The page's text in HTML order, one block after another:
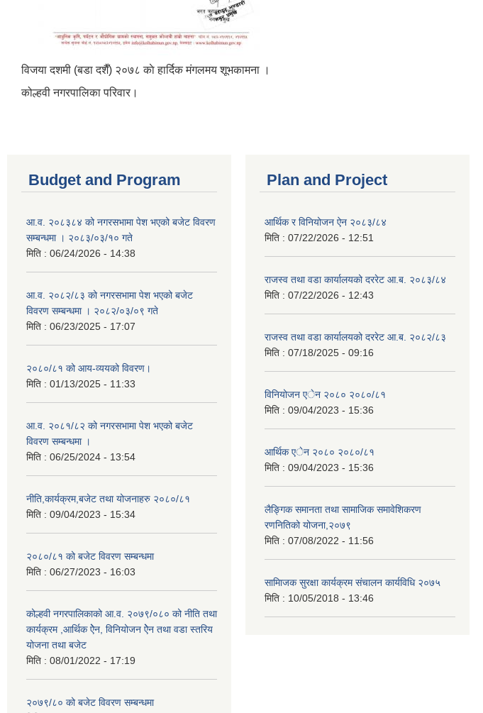
विजया दशमी (बडा दशैँ) २०७८ काे हार्दिक मंगलमय शूभकामना ।
कोल्हवी नगरपालिका परिवार।
Budget and Program
आ.व. २०८३८४ को नगरसभामा पेश भएको बजेट विवरण
सम्बन्धमा । २०८३/०३/१० गते
मिति : 06/24/2026 - 14:38
आ.व. २०८२/८३ को नगरसभामा पेश भएको बजेट
विवरण सम्बन्धमा । २०८२/०३/०९ गते
मिति : 06/23/2025 - 17:07
२०८०/८१ को आय-व्ययको विवरण।
मिति : 01/13/2025 - 11:33
आ.व. २०८१/८२ को नगरसभामा पेश भएको बजेट
विवरण सम्बन्धमा ।
मिति : 06/25/2024 - 13:54
नीति,कार्यक्रम,बजेट तथा योजनाहरु २०८०/८१
मिति : 09/04/2023 - 15:34
२०८०/८१ को बजेट विवरण सम्बन्धमा
मिति : 06/27/2023 - 16:03
कोल्हवी नगरपालिकाको आ.व. २०७९/०८० को नीति तथा
कार्यक्रम ,आर्थिक ऐेन, विनियोजन ऐेन तथा वडा स्तरिय
योजना तथा बजेट
मिति : 08/01/2022 - 17:19
२०७९/८० को बजेट विवरण सम्बन्धमा
Plan and Project
आर्थिक र विनियोजन ऐन २०८३/८४
मिति : 07/22/2026 - 12:51
राजस्व तथा वडा कार्यालयको दररेट आ.ब. २०८३/८४
मिति : 07/22/2026 - 12:43
राजस्व तथा वडा कार्यालयको दररेट आ.ब. २०८२/८३
मिति : 07/18/2025 - 09:16
विनियोजन एेन २०८० २०८०/८१
मिति : 09/04/2023 - 15:36
आर्थिक एेन २०८० २०८०/८१
मिति : 09/04/2023 - 15:36
लैङ्गिक समानता तथा सामाजिक समावेशिकरण
रणनितिको योजना,२०७९
मिति : 07/08/2022 - 11:56
सामािजक सुरक्षा कार्यक्रम संचालन कार्यविधि २०७५
मिति : 10/05/2018 - 13:46